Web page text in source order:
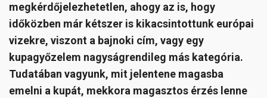
megkérdőjelezhetetlen, ahogy az is, hogy
időközben már kétszer is kikacsintottunk európai
vizekre, viszont a bajnoki cím, vagy egy
kupagyőzelem nagyságrendileg más kategória.
Tudatában vagyunk, mit jelentene magasba
emelni a kupát, mekkora magasztos érzés lenne